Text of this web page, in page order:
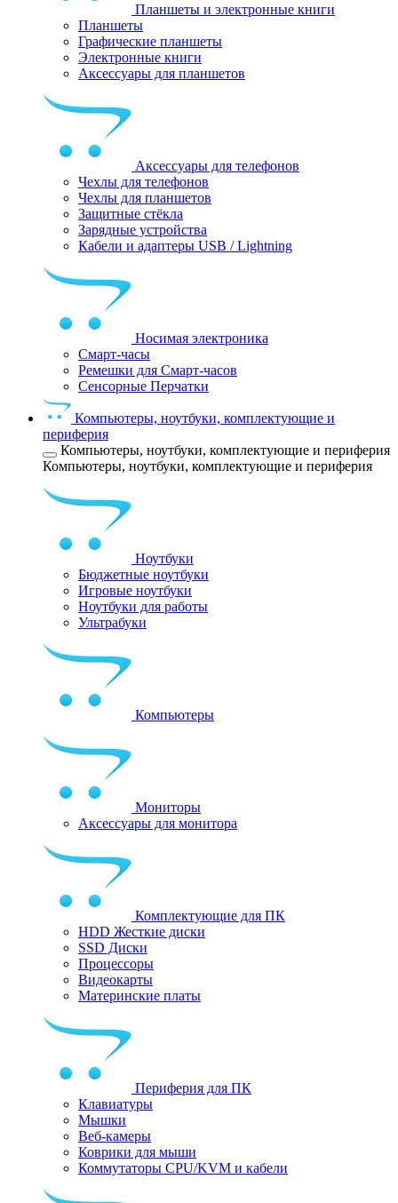
Планшеты и электронные книги
Планшеты
Графические планшеты
Электронные книги
Аксессуары для планшетов
Аксессуары для телефонов
Чехлы для телефонов
Чехлы для планшетов
Защитные стёкла
Зарядные устройства
Кабели и адаптеры USB / Lightning
Носимая электроника
Смарт-часы
Ремешки для Смарт-часов
Сенсорные Перчатки
Компьютеры, ноутбуки, комплектующие и
периферия
Компьютеры, ноутбуки, комплектующие и периферия
Компьютеры, ноутбуки, комплектующие и периферия
Ноутбуки
Бюджетные ноутбуки
Игровые ноутбуки
Ноутбуки для работы
Ультрабуки
Компьютеры
Мониторы
Аксессуары для монитора
Комплектующие для ПК
HDD Жесткие диски
SSD Диски
Процессоры
Видеокарты
Материнские платы
Периферия для ПК
Клавиатуры
Мышки
Веб-камеры
Коврики для мыши
Коммутаторы CPU/KVM и кабели